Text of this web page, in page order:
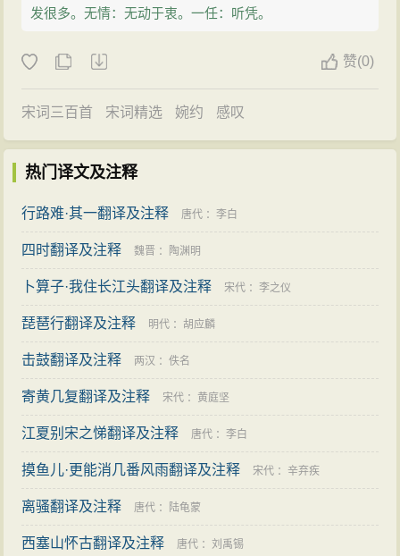
发很多。无情：无动于衷。一任：听凭。
赞(0)
宋词三百首 宋词精选 婉约 感叹
热门译文及注释
行路难·其一翻译及注释 唐代 ：李白
四时翻译及注释 魏晋 ： 陶渊明
卜算子·我住长江头翻译及注释 宋代 ：李之仪
琵琶行翻译及注释 明代 ：胡应麟
击鼓翻译及注释 两汉 ：佚名
寄黄几复翻译及注释 宋代 ：黄庭坚
江夏别宋之悌翻译及注释 唐代 ：李白
摸鱼儿·更能消几番风雨翻译及注释 宋代 ：辛弃疾
离骚翻译及注释 唐代 ： 陆龟蒙
西塞山怀古翻译及注释 唐代 ：刘禹锡